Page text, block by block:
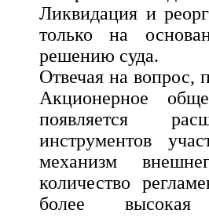
Ликвидация и
только на
решению суда.
Отвечая на вопрос,
Акционерное
появляется
инструментов
механизм
количество
более высокая